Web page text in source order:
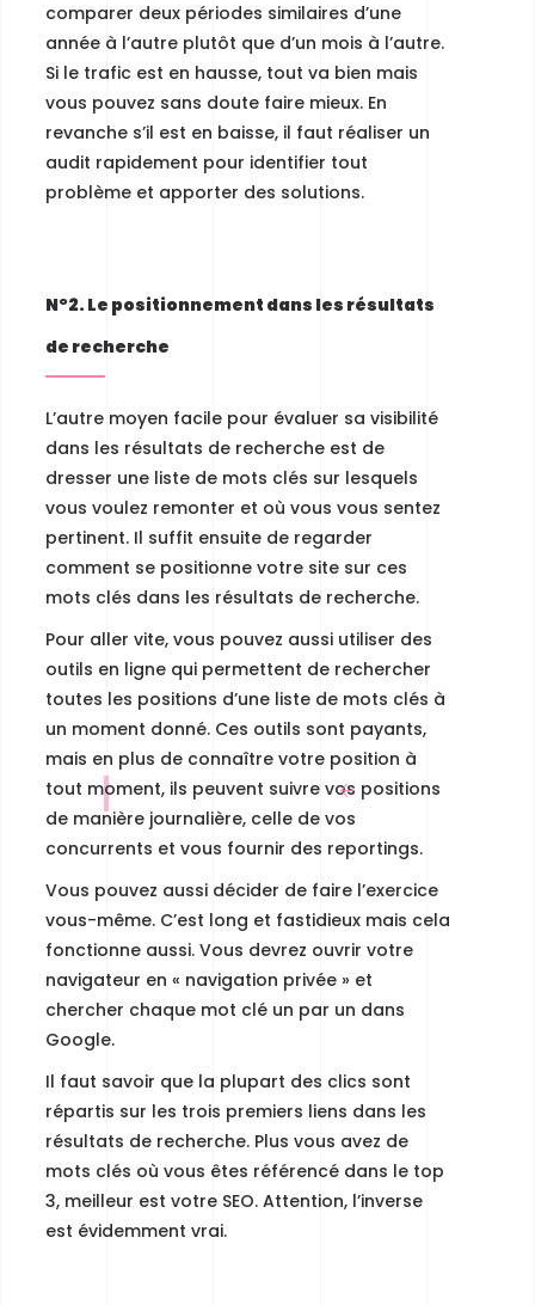
comparer deux périodes similaires d’une
année à l’autre plutôt que d’un mois à l’autre.
Si le trafic est en hausse, tout va bien mais
vous pouvez sans doute faire mieux. En
revanche s’il est en baisse, il faut réaliser un
audit rapidement pour identifier tout
problème et apporter des solutions.
N°2. Le positionnement dans les résultats
de recherche
L’autre moyen facile pour évaluer sa visibilité
dans les résultats de recherche est de
dresser une liste de mots clés sur lesquels
vous voulez remonter et où vous vous sentez
pertinent. Il suffit ensuite de regarder
comment se positionne votre site sur ces
mots clés dans les résultats de recherche.
Pour aller vite, vous pouvez aussi utiliser des
outils en ligne qui permettent de rechercher
toutes les positions d’une liste de mots clés à
un moment donné. Ces outils sont payants,
mais en plus de connaître votre position à
tout moment, ils peuvent suivre vos positions
de manière journalière, celle de vos
concurrents et vous fournir des reportings.
Vous pouvez aussi décider de faire l’exercice
vous-même. C’est long et fastidieux mais cela
fonctionne aussi. Vous devrez ouvrir votre
navigateur en « navigation privée » et
chercher chaque mot clé un par un dans
Google.
Il faut savoir que la plupart des clics sont
répartis sur les trois premiers liens dans les
résultats de recherche. Plus vous avez de
mots clés où vous êtes référencé dans le top
3, meilleur est votre SEO.Attention, l’inverse
est évidemment vrai.